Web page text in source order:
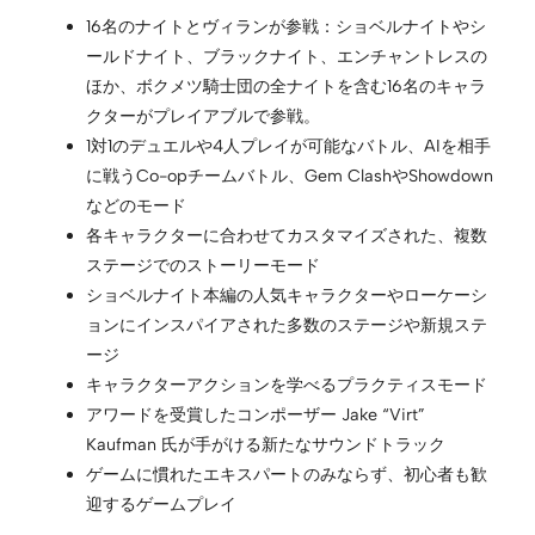
16名のナイトとヴィランが参戦：ショベルナイトやシ
ールドナイト、ブラックナイト、エンチャントレスの
ほか、ボクメツ騎士団の全ナイトを含む16名のキャラ
クターがプレイアブルで参戦。
1対1のデュエルや4人プレイが可能なバトル、AIを相手
に戦うCo-opチームバトル、Gem ClashやShowdown
などのモード
各キャラクターに合わせてカスタマイズされた、複数
ステージでのストーリーモード
ショベルナイト本編の人気キャラクターやローケーシ
ョンにインスパイアされた多数のステージや新規ステ
ージ
キャラクターアクションを学べるプラクティスモード
アワードを受賞したコンポーザー Jake “Virt”
Kaufman 氏が手がける新たなサウンドトラック
ゲームに慣れたエキスパートのみならず、初心者も歓
迎するゲームプレイ